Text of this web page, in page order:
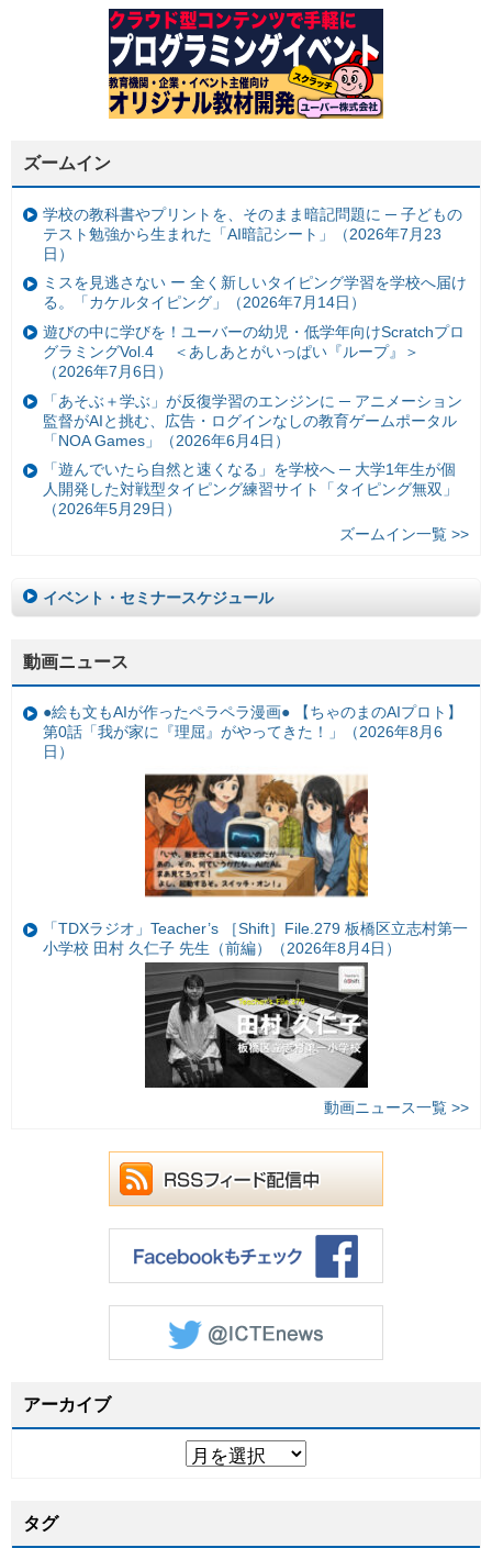
ズームイン
学校の教科書やプリントを、そのまま暗記問題に ─ 子どもの
テスト勉強から生まれた「AI暗記シート」（2026年7月23
日）
ミスを見逃さない ー 全く新しいタイピング学習を学校へ届け
る。「カケルタイピング」（2026年7月14日）
遊びの中に学びを！ユーバーの幼児・低学年向けScratchプロ
グラミングVol.4 ＜あしあとがいっぱい『ループ』＞
（2026年7月6日）
「あそぶ＋学ぶ」が反復学習のエンジンに ─ アニメーション
監督がAIと挑む、広告・ログインなしの教育ゲームポータル
「NOA Games」（2026年6月4日）
「遊んでいたら自然と速くなる」を学校へ ─ 大学1年生が個
人開発した対戦型タイピング練習サイト「タイピング無双」
（2026年5月29日）
ズームイン一覧 >>
イベント・セミナースケジュール
動画ニュース
●絵も文もAIが作ったペラペラ漫画● 【ちゃのまのAIプロト】
第0話「我が家に『理屈』がやってきた！」（2026年8月6
日）
「TDXラジオ」Teacher’s ［Shift］File.279 板橋区立志村第一
小学校 田村 久仁子 先生（前編）（2026年8月4日）
動画ニュース一覧 >>
アーカイブ
タグ